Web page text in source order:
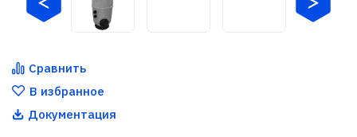
Сравнить
В избранное
Документация